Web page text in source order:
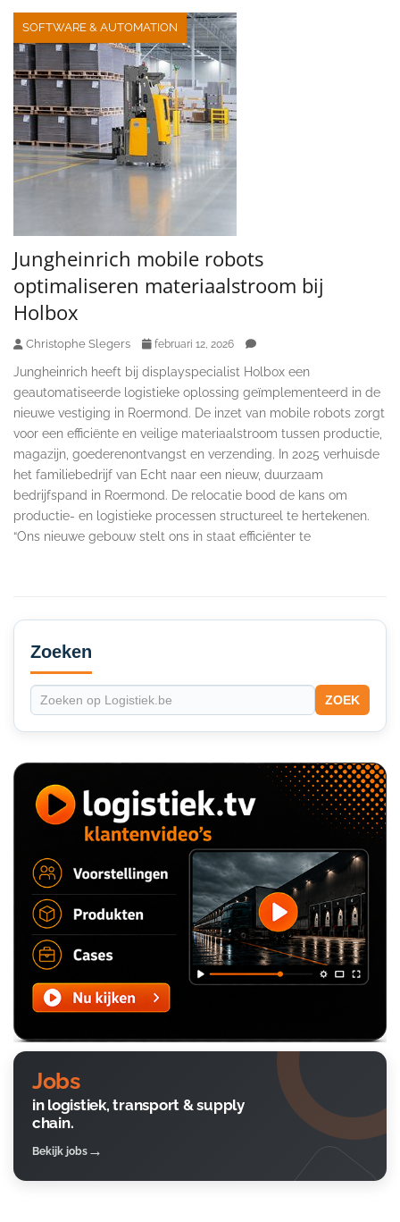
SOFTWARE & AUTOMATION
Jungheinrich mobile robots
optimaliseren materiaalstroom bij
Holbox
Christophe Slegers februari 12, 2026
Jungheinrich heeft bij displayspecialist Holbox een
geautomatiseerde logistieke oplossing geïmplementeerd in de
nieuwe vestiging in Roermond. De inzet van mobile robots zorgt
voor een efficiënte en veilige materiaalstroom tussen productie,
magazijn, goederenontvangst en verzending. In 2025 verhuisde
het familiebedrijf van Echt naar een nieuw, duurzaam
bedrijfspand in Roermond. De relocatie bood de kans om
productie- en logistieke processen structureel te hertekenen.
“Ons nieuwe gebouw stelt ons in staat efficiënter te
Secondary
Sidebar
Zoeken
ZOEK
Jobs
in logistiek, transport & supply
chain.
Bekijk jobs